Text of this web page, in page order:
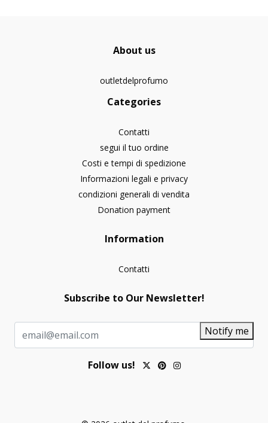
About us
outletdelprofumo
Categories
Contatti
segui il tuo ordine
Costi e tempi di spedizione
Informazioni legali e privacy
condizioni generali di vendita
Donation payment
Information
Contatti
Subscribe to Our Newsletter!
Notify me
Follow us!